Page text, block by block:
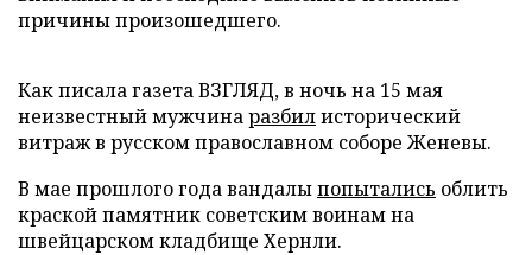
причины произошедшего.
Как писала газета ВЗГЛЯД, в ночь на 15 мая
неизвестный мужчинаразбилисторический
витраж в русском православном соборе Женевы.
В мае прошлого года вандалыпопытались облить
краской памятник советским воинам на
швейцарском кладбище Хернли.